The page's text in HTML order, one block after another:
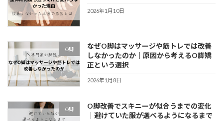
2026年1月10日
O脚
なぜO脚はマッサージや筋トレでは改善
しなかったのか｜原因から考えるO脚矯
正という選択
2026年1月8日
O脚
O脚改善でスキニーが似合うまでの変化
｜避けていた服が選べるようになるまで